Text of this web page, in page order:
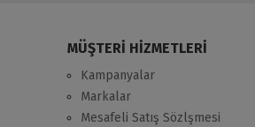
MÜŞTERİ HİZMETLERİ
Kampanyalar
Markalar
Mesafeli Satış Sözlşmesi